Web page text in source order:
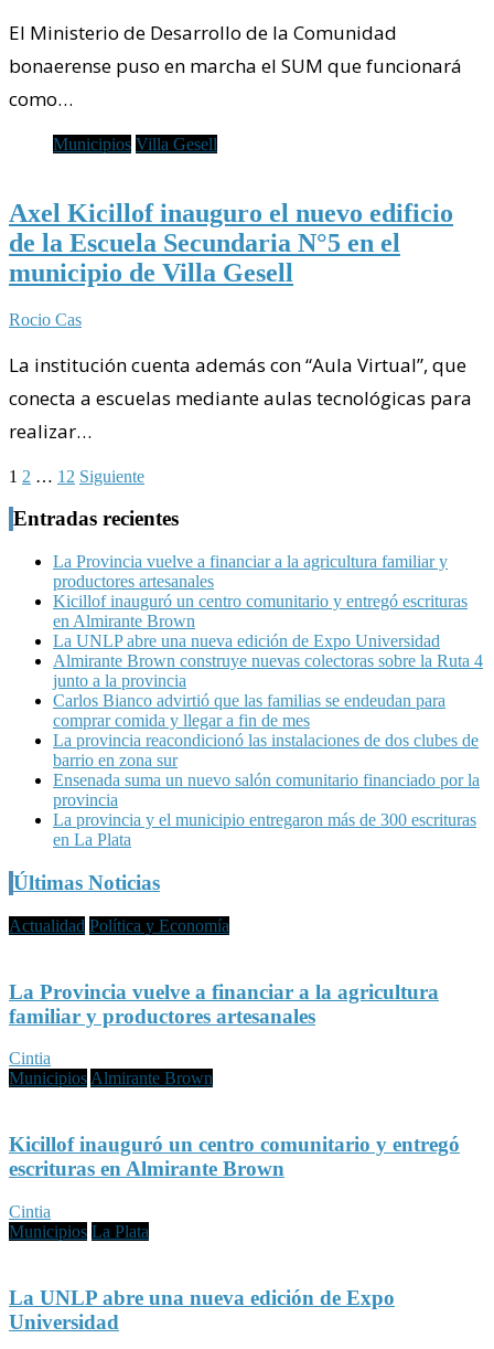
El Ministerio de Desarrollo de la Comunidad
bonaerense puso en marcha el SUM que funcionará
como…
Municipios Villa Gesell
Axel Kicillof inauguro el nuevo edificio
de la Escuela Secundaria N°5 en el
municipio de Villa Gesell
Rocio Cas
La institución cuenta además con “Aula Virtual”, que
conecta a escuelas mediante aulas tecnológicas para
realizar…
Paginación
de
entradas
1 2 … 12 Siguiente
Entradas recientes
La Provincia vuelve a financiar a la agricultura familiar y
productores artesanales
Kicillof inauguró un centro comunitario y entregó escrituras
en Almirante Brown
La UNLP abre una nueva edición de Expo Universidad
Almirante Brown construye nuevas colectoras sobre la Ruta 4
junto a la provincia
Carlos Bianco advirtió que las familias se endeudan para
comprar comida y llegar a fin de mes
La provincia reacondicionó las instalaciones de dos clubes de
barrio en zona sur
Ensenada suma un nuevo salón comunitario financiado por la
provincia
La provincia y el municipio entregaron más de 300 escrituras
en La Plata
Últimas Noticias
Actualidad Política y Economía
La Provincia vuelve a financiar a la agricultura
familiar y productores artesanales
Cintia
Municipios Almirante Brown
Kicillof inauguró un centro comunitario y entregó
escrituras en Almirante Brown
Cintia
Municipios La Plata
La UNLP abre una nueva edición de Expo
Universidad